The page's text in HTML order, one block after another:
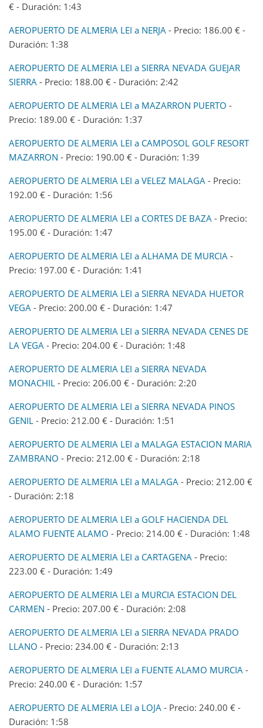
€ - Duración: 1:43
AEROPUERTO DE ALMERIA LEI a NERJA - Precio: 186.00 € -
Duración: 1:38
AEROPUERTO DE ALMERIA LEI a SIERRA NEVADA GUEJAR
SIERRA - Precio: 188.00 € - Duración: 2:42
AEROPUERTO DE ALMERIA LEI a MAZARRON PUERTO -
Precio: 189.00 € - Duración: 1:37
AEROPUERTO DE ALMERIA LEI a CAMPOSOL GOLF RESORT
MAZARRON - Precio: 190.00 € - Duración: 1:39
AEROPUERTO DE ALMERIA LEI a VELEZ MALAGA - Precio:
192.00 € - Duración: 1:56
AEROPUERTO DE ALMERIA LEI a CORTES DE BAZA - Precio:
195.00 € - Duración: 1:47
AEROPUERTO DE ALMERIA LEI a ALHAMA DE MURCIA -
Precio: 197.00 € - Duración: 1:41
AEROPUERTO DE ALMERIA LEI a SIERRA NEVADA HUETOR
VEGA - Precio: 200.00 € - Duración: 1:47
AEROPUERTO DE ALMERIA LEI a SIERRA NEVADA CENES DE
LA VEGA - Precio: 204.00 € - Duración: 1:48
AEROPUERTO DE ALMERIA LEI a SIERRA NEVADA
MONACHIL - Precio: 206.00 € - Duración: 2:20
AEROPUERTO DE ALMERIA LEI a SIERRA NEVADA PINOS
GENIL - Precio: 212.00 € - Duración: 1:51
AEROPUERTO DE ALMERIA LEI a MALAGA ESTACION MARIA
ZAMBRANO - Precio: 212.00 € - Duración: 2:18
AEROPUERTO DE ALMERIA LEI a MALAGA - Precio: 212.00 €
- Duración: 2:18
AEROPUERTO DE ALMERIA LEI a GOLF HACIENDA DEL
ALAMO FUENTE ALAMO - Precio: 214.00 € - Duración: 1:48
AEROPUERTO DE ALMERIA LEI a CARTAGENA - Precio:
223.00 € - Duración: 1:49
AEROPUERTO DE ALMERIA LEI a MURCIA ESTACION DEL
CARMEN - Precio: 207.00 € - Duración: 2:08
AEROPUERTO DE ALMERIA LEI a SIERRA NEVADA PRADO
LLANO - Precio: 234.00 € - Duración: 2:13
AEROPUERTO DE ALMERIA LEI a FUENTE ALAMO MURCIA -
Precio: 240.00 € - Duración: 1:57
AEROPUERTO DE ALMERIA LEI a LOJA - Precio: 240.00 € -
Duración: 1:58